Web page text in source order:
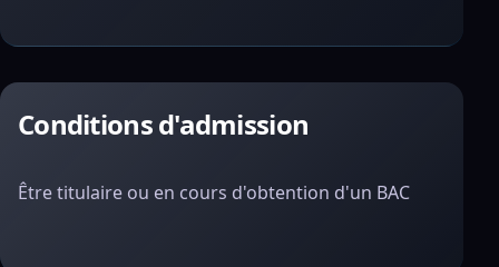
Conditions d'admission
Être titulaire ou en cours d'obtention d'un BAC